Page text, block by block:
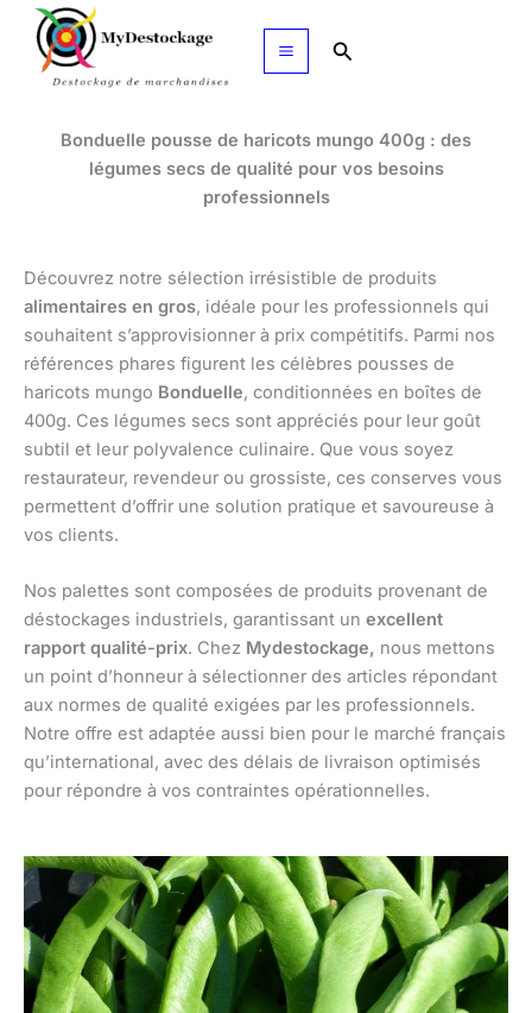
Aller
contenu
Rechercher
Bonduelle pousse de haricots mungo 400g : des
légumes secs de qualité pour vos besoins
professionnels
Découvrez notre sélection irrésistible de produits
alimentaires en gros, idéale pour les professionnels qui
souhaitent s’approvisionner à prix compétitifs. Parmi nos
références phares figurent les célèbres pousses de
haricots mungo Bonduelle, conditionnées en boîtes de
400g. Ces légumes secs sont appréciés pour leur goût
subtil et leur polyvalence culinaire. Que vous soyez
restaurateur, revendeur ou grossiste, ces conserves vous
permettent d’offrir une solution pratique et savoureuse à
vos clients.
Nos palettes sont composées de produits provenant de
déstockages industriels, garantissant un excellent
rapport qualité-prix. Chez Mydestockage, nous mettons
un point d’honneur à sélectionner des articles répondant
aux normes de qualité exigées par les professionnels.
Notre offre est adaptée aussi bien pour le marché français
qu’international, avec des délais de livraison optimisés
pour répondre à vos contraintes opérationnelles.